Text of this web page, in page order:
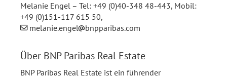
Melanie Engel – Tel: +49 (0)40-348 48-443, Mobil:
+49 (0)151-117 615 50,
melanie.engel
bnpparibas.com
Über BNP Paribas Real Estate
BNP Paribas Real Estate ist ein führender